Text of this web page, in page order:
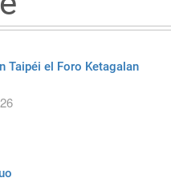
Taipéi el Foro Ketagalan